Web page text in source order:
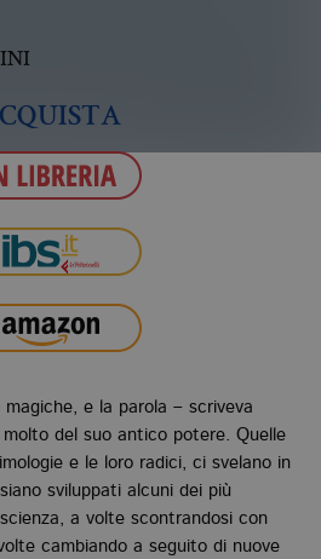
e la parola – scriveva
del suo antico potere. Quelle
e le loro radici, ci svelano in
sviluppati alcuni dei più
a volte scontrandosi con
cambiando a seguito di nuove